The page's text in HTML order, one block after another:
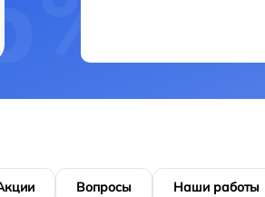
Вопросы Наши работы